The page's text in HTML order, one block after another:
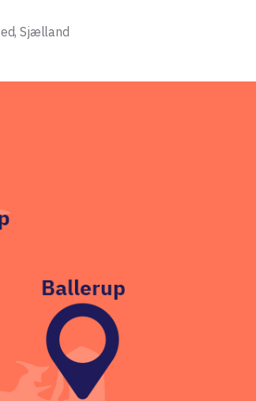
ed,Sjælland